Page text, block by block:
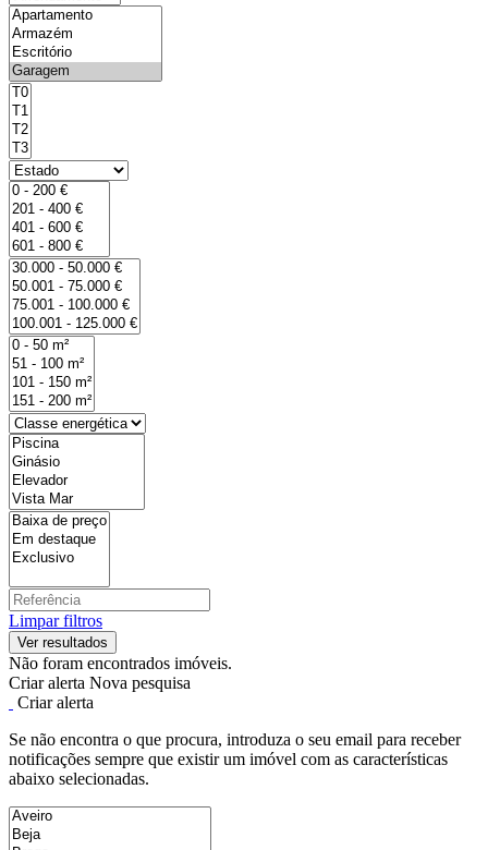
Limpar filtros
Não foram encontrados imóveis.
Criar alerta Nova pesquisa
Criar alerta
Se não encontra o que procura, introduza o seu email para receber
notificações sempre que existir um imóvel com as características
abaixo selecionadas.